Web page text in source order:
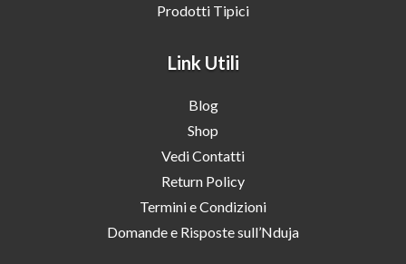
Prodotti Tipici
Link Utili
Blog
Shop
Vedi Contatti
Return Policy
Termini e Condizioni
Domande e Risposte sull’Nduja